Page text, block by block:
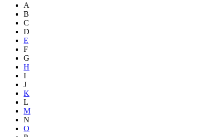
A
B
C
D
E
F
G
H
I
J
K
L
M
N
O